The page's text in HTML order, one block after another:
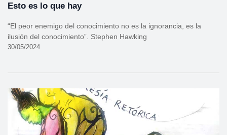
Esto es lo que hay
“El peor enemigo del conocimiento no es la ignorancia, es la
ilusión del conocimiento”. Stephen Hawking
30/05/2024